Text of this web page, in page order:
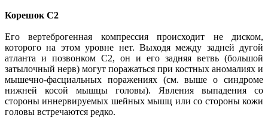
Корешок С2
Его вертеброгенная компрессия происходит не диском,
которого на этом уровне нет. Выходя между задней дугой
атланта и позвонком С2, он и его задняя ветвь (большой
затылочный нерв) могут поражаться при костных аномалиях и
мышечно-фасциальных поражениях (см. выше о синдроме
нижней косой мышцы головы). Явления выпадения со
стороны иннервируемых шейных мышц или со стороны кожи
головы встречаются редко.